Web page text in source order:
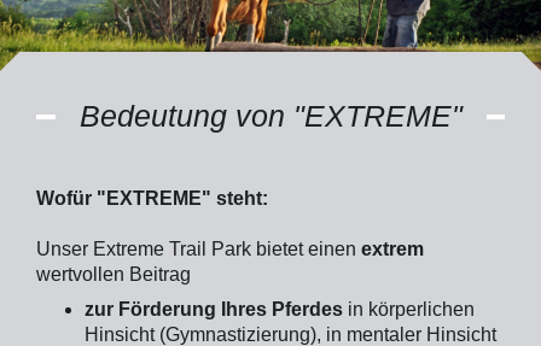
Bedeutung von "EXTREME"
Wofür "EXTREME" steht:
Unser Extreme Trail Park bietet einen extrem
wertvollen Beitrag
zur Förderung Ihres Pferdes in körperlichen
Hinsicht (Gymnastizierung), in mentaler Hinsicht